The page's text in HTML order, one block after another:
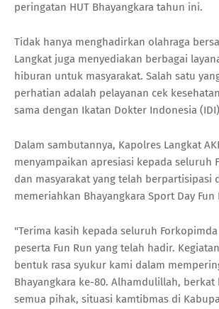
peringatan HUT Bhayangkara tahun ini.
Tidak hanya menghadirkan olahraga
Langkat juga menyediakan berbagai
hiburan untuk masyarakat. Salah satu
perhatian adalah pelayanan cek
sama dengan Ikatan Dokter Indonesia
Dalam sambutannya, Kapolres Langkat
menyampaikan apresiasi kepada seluruh
dan masyarakat yang telah berpartisipasi
memeriahkan Bhayangkara Sport Day Fun
"Terima kasih kepada seluruh
peserta Fun Run yang telah hadir.
bentuk rasa syukur kami dalam
Bhayangkara ke-80. Alhamdulillah, berkat
semua pihak, situasi kamtibmas di